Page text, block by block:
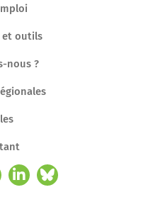
et outils
nous ?